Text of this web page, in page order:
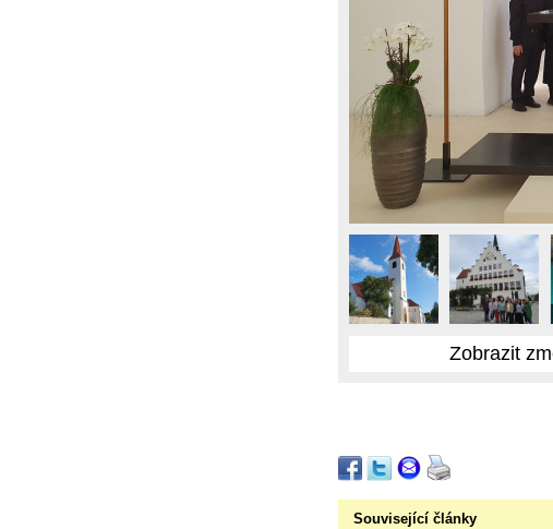
Zobrazit
Související články